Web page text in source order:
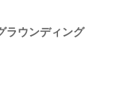
ラウンディング